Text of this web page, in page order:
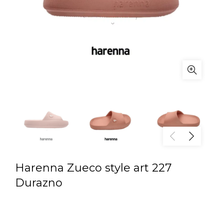
Harenna Zueco style art 227
Durazno